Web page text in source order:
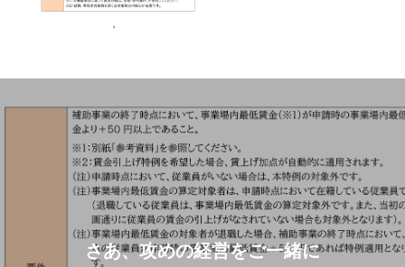
さあ、攻めの経営をご一緒に